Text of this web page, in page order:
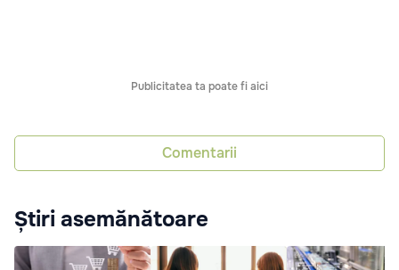
Publicitatea ta poate fi aici
Comentarii
Știri asemănătoare